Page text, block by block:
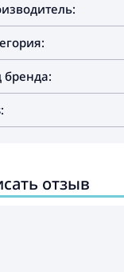
бренда:
отзыв